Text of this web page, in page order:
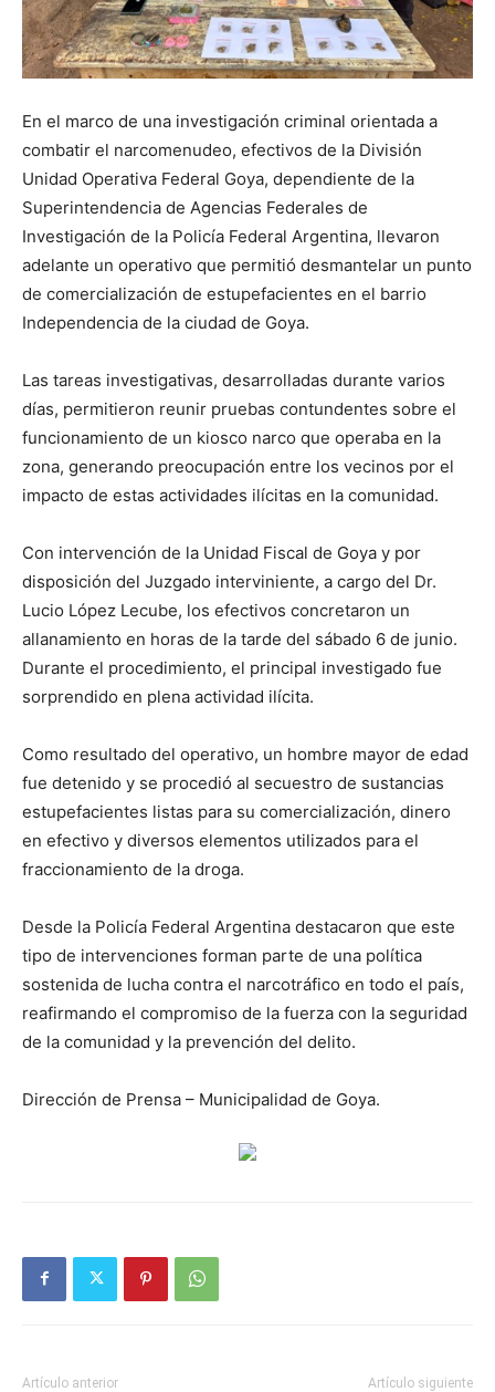
En el marco de una investigación criminal orientada a
combatir el narcomenudeo, efectivos de la División
Unidad Operativa Federal Goya, dependiente de la
Superintendencia de Agencias Federales de
Investigación de la Policía Federal Argentina, llevaron
adelante un operativo que permitió desmantelar un punto
de comercialización de estupefacientes en el barrio
Independencia de la ciudad de Goya.
Las tareas investigativas, desarrolladas durante varios
días, permitieron reunir pruebas contundentes sobre el
funcionamiento de un kiosco narco que operaba en la
zona, generando preocupación entre los vecinos por el
impacto de estas actividades ilícitas en la comunidad.
Con intervención de la Unidad Fiscal de Goya y por
disposición del Juzgado interviniente, a cargo del Dr.
Lucio López Lecube, los efectivos concretaron un
allanamiento en horas de la tarde del sábado 6 de junio.
Durante el procedimiento, el principal investigado fue
sorprendido en plena actividad ilícita.
Como resultado del operativo, un hombre mayor de edad
fue detenido y se procedió al secuestro de sustancias
estupefacientes listas para su comercialización, dinero
en efectivo y diversos elementos utilizados para el
fraccionamiento de la droga.
Desde la Policía Federal Argentina destacaron que este
tipo de intervenciones forman parte de una política
sostenida de lucha contra el narcotráfico en todo el país,
reafirmando el compromiso de la fuerza con la seguridad
de la comunidad y la prevención del delito.
Dirección de Prensa – Municipalidad de Goya.
Artículo anterior Artículo siguiente